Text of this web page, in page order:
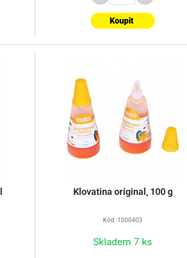
Koupit
Klovatina original, 100 g
Kód: 1000403
Skladem 7 ks